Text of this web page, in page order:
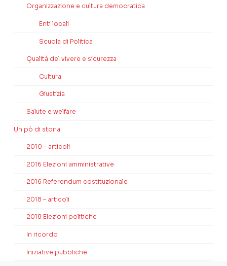
Organizzazione e cultura democratica
Enti locali
Scuola di Politica
Qualità del vivere e sicurezza
Cultura
Giustizia
Salute e welfare
Un pò di storia
2010 – articoli
2016 Elezioni amministrative
2016 Referendum costituzionale
2018 – articoli
2018 Elezioni politiche
In ricordo
Iniziative pubbliche